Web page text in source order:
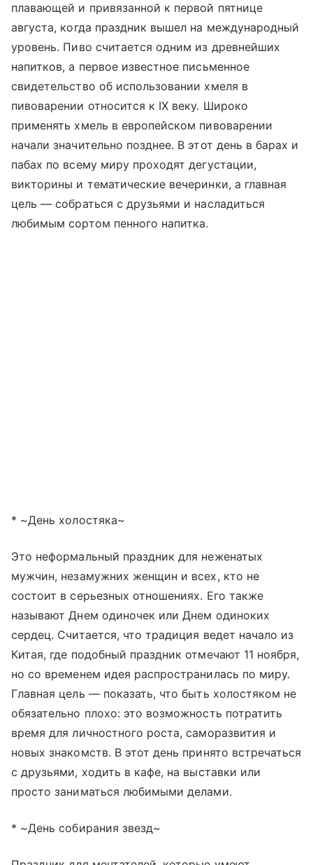
плавающей и привязанной к первой пятнице
августа, когда праздник вышел на международный
уровень. Пиво считается одним из древнейших
напитков, а первое известное письменное
свидетельство об использовании хмеля в
пивоварении относится к IX веку. Широко
применять хмель в европейском пивоварении
начали значительно позднее. В этот день в барах и
пабах по всему миру проходят дегустации,
викторины и тематические вечеринки, а главная
цель — собраться с друзьями и насладиться
любимым сортом пенного напитка.
* ~День холостяка~
Это неформальный праздник для неженатых
мужчин, незамужних женщин и всех, кто не
состоит в серьезных отношениях. Его также
называют Днем одиночек или Днем одиноких
сердец. Считается, что традиция ведет начало из
Китая, где подобный праздник отмечают 11 ноября,
но со временем идея распространилась по миру.
Главная цель — показать, что быть холостяком не
обязательно плохо: это возможность потратить
время для личностного роста, саморазвития и
новых знакомств. В этот день принято встречаться
с друзьями, ходить в кафе, на выставки или
просто заниматься любимыми делами.
* ~День собирания звезд~